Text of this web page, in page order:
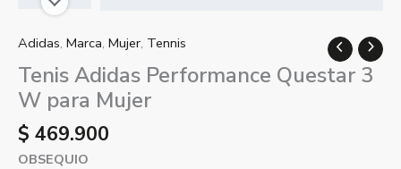
Adidas, Marca, Mujer, Tennis
Tenis Adidas Performance Questar 3
W para Mujer
$ 469.900
OBSEQUIO